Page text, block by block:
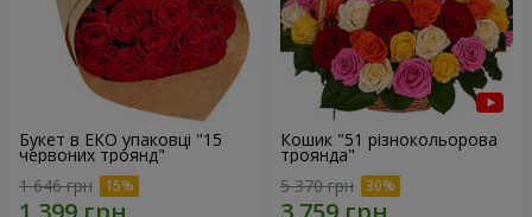
Букет в ЕКО упаковці "15
червоних троянд"
1 646 грн
Кошик "51 різнокольорова
троянда"
5 370 грн